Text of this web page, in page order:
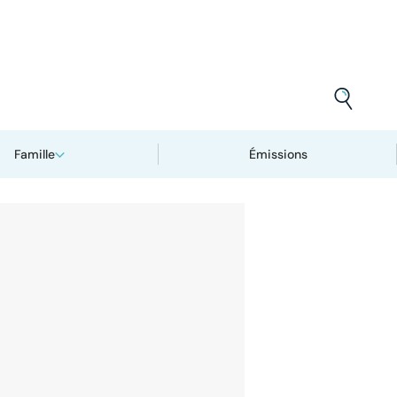
Famille Émissions